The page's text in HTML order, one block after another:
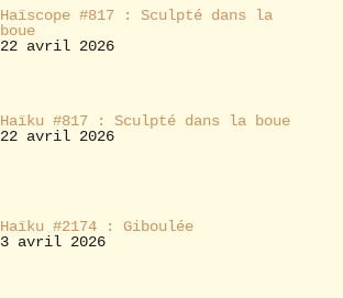
Haïscope #817 : Sculpté dans la
boue
22 avril 2026
Haïku #817 : Sculpté dans la boue
22 avril 2026
Haïku #2174 : Giboulée
3 avril 2026